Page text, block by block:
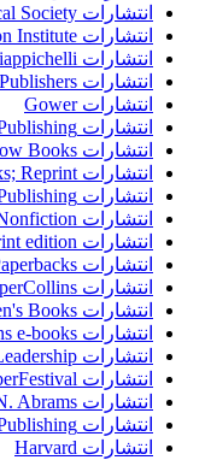
انتشارات Geological Society
انتشارات Getty Conservation Institute
انتشارات Giappichelli
انتشارات Goodfellow Publishers
انتشارات Gower
انتشارات Grand Central Publishing
انتشارات Greenwillow Books
انتشارات Greenwillow Books; Reprint
انتشارات Gulf Professional Publishing
انتشارات Harlequin Nonfiction
انتشارات Harmony; Reprint edition
انتشارات Harper Paperbacks
انتشارات HarperCollins
انتشارات HarperCollins Children's Books
انتشارات HarperCollins e-books
انتشارات HarperCollins Leadership
انتشارات HarperFestival
انتشارات Harry N. Abrams
انتشارات Hart Publishing
انتشارات Harvard